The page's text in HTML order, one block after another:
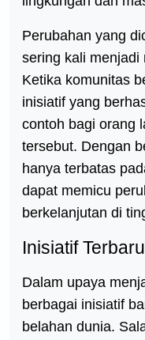
Perubahan yang
sering kali menjadi
Ketika komunitas
inisiatif yang
contoh bagi orang
tersebut. Dengan
hanya terbatas
dapat memicu
berkelanjutan di
Inisiatif
Dalam upaya
berbagai inisiatif
belahan dunia.